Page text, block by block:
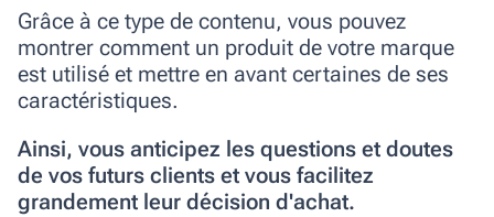
Grâce à ce type de contenu, vous pouvez
montrer comment un produit de votre marque
est utilisé et mettre en avant certaines de ses
caractéristiques.
Ainsi, vous anticipez les questions et doutes
de vos futurs clients et vous facilitez
grandement leur décision d'achat.